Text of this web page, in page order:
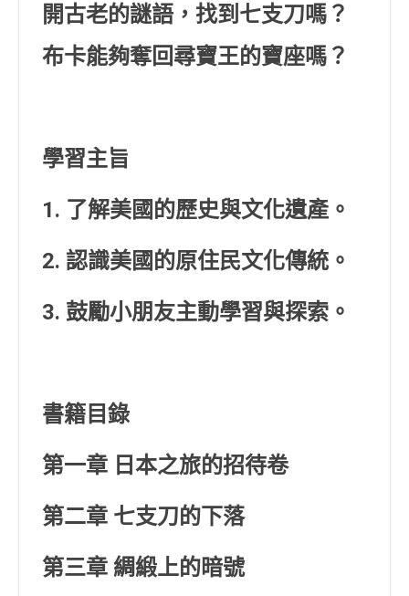
開古老的謎語，找到七支刀嗎？
布卡能夠奪回尋寶王的寶座嗎？
學習主旨
1. 了解美國的歷史與文化遺產。
2. 認識美國的原住民文化傳統。
3. 鼓勵小朋友主動學習與探索。
書籍目錄
第一章 日本之旅的招待卷
第二章 七支刀的下落
第三章 綢緞上的暗號